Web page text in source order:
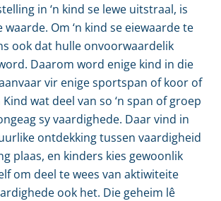
in ‘n kind se lewe uitstraal, is
Om ‘n kind se eiewaarde te
ook dat hulle onvoorwaardelik
Daarom word enige kind in die
vir enige sportspan of koor of
Kind wat deel van so ‘n span of groep
sy vaardighede. Daar vind in
ontdekking tussen vaardigheid
plaas, en kinders kies gewoonlik
om deel te wees van aktiwiteite
ook het. Die geheim lê